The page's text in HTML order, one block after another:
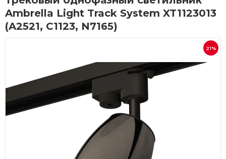
Ambrella Light Track System XT1123013
(A2521, C1123, N7165)
21%